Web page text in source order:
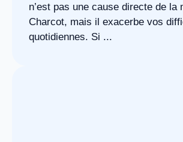
n’est pas une cause directe de la
Charcot, mais il exacerbe vos
quotidiennes. Si ...